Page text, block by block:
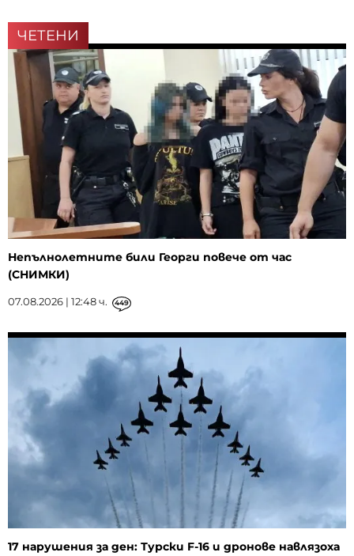
ЧЕТЕНИ
Непълнолетните били Георги повече от час
(СНИМКИ)
07.08.2026 | 12:48 ч. 449
17 нарушения за ден: Турски F-16 и дронове навлязоха